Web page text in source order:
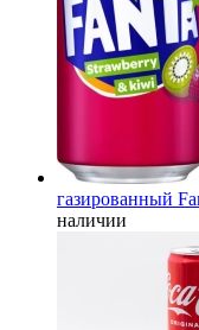
газированный
наличии